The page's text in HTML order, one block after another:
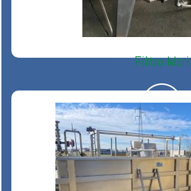
Filtro Mori